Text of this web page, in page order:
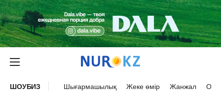
ШОУБИЗ Шығармашылық Жеке өмір Жанжал